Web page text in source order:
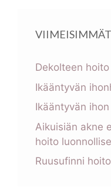
Dekolteen hoito
Ikääntyvän
Ikääntyvän
Aikuisiän akne
hoito
Ruusufinni